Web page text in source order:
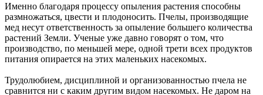
Именно благодаря процессу опыления растения способны
размножаться, цвести и плодоносить. Пчелы, производящие
мед несут ответственность за опыление большего количества
растений Земли. Ученые уже давно говорят о том, что
производство, по меньшей мере, одной трети всех продуктов
питания опирается на этих маленьких насекомых.
Трудолюбием, дисциплиной и организованностью пчела не
сравнится ни с каким другим видом насекомых. Не даром на